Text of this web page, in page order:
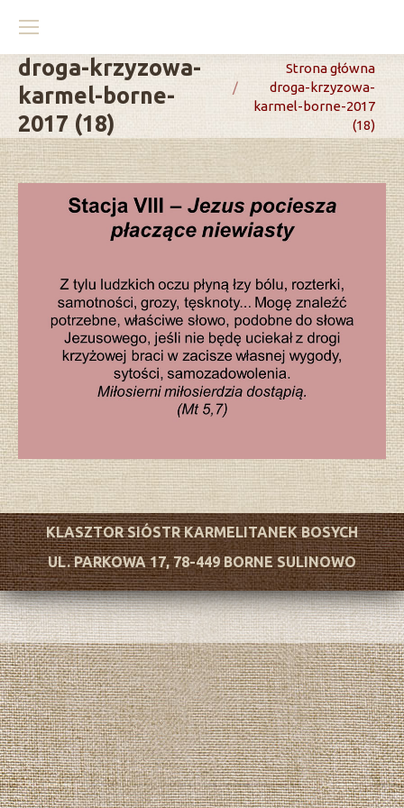
droga-krzyzowa-
karmel-borne-
2017 (18)
You are here:Strona główna
droga-krzyzowa-
karmel-borne-2017
(18)
KLASZTOR SIÓSTR KARMELITANEK BOSYCH
UL. PARKOWA 17, 78-449 BORNE SULINOWO